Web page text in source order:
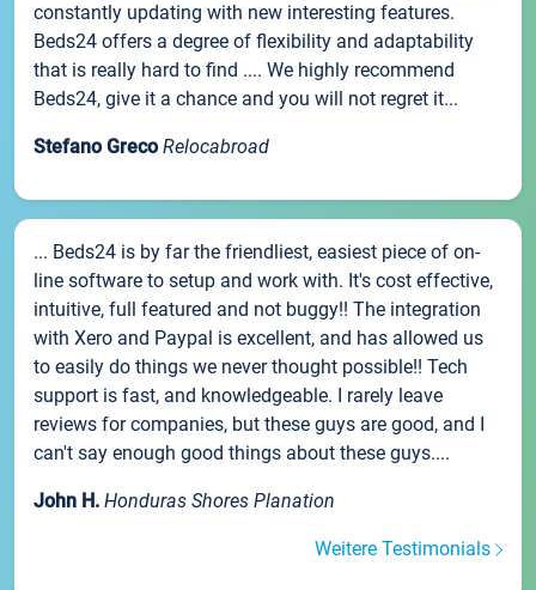
constantly updating with new interesting features.
Beds24 offers a degree of flexibility and adaptability
that is really hard to find .... We highly recommend
Beds24, give it a chance and you will not regret it...
Stefano Greco Relocabroad
... Beds24 is by far the friendliest, easiest piece of on-
line software to setup and work with. It's cost effective,
intuitive, full featured and not buggy!! The integration
with Xero and Paypal is excellent, and has allowed us
to easily do things we never thought possible!! Tech
support is fast, and knowledgeable. I rarely leave
reviews for companies, but these guys are good, and I
can't say enough good things about these guys....
John H. Honduras Shores Planation
Weitere Testimonials